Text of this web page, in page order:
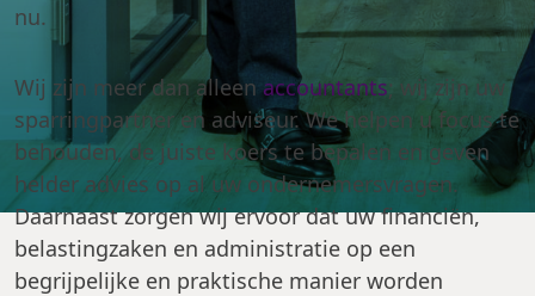
nu.
Wij zijn meer dan alleenaccountants; wij zijn uw
sparringpartner en adviseur. We helpen u focus te
behouden, de juiste koers te bepalen en geven
helder advies op al uw ondernemersvragen.
Daarnaast zorgen wij ervoor dat uw financiën,
belastingzaken en administratie op een
begrijpelijke en praktische manier worden